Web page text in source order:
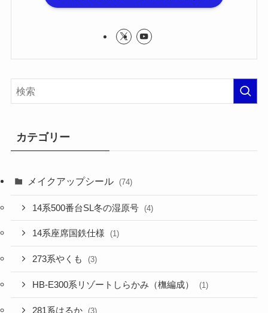
カテゴリー
メイクアップシール (74)
14系500番台SL冬の湿原号 (4)
14系座席国鉄仕様 (1)
273系やくも (3)
HB-E300系リゾートしらかみ（橅編成） (1)
281系はるか (3)